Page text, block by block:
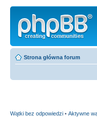
Strona główna forum
Wątki bez odpowiedzi • Aktywne